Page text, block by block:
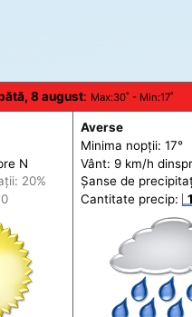
8 august: Max:30˚ - Min:17˚
N
: 20%
Averse
Minima nopții: 17°
Vânt: 9 km/h din
Șanse de precip
Cantitate precip:
1